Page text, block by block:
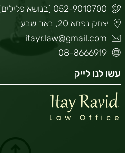
052-9010700 (בנושא פלילים)
יצחק נפחא 20, באר שבע
itayr.law@gmail.com
08-8666919
עשו לנו לייק